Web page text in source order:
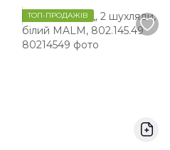
ТОП-ПРОДАЖІВ